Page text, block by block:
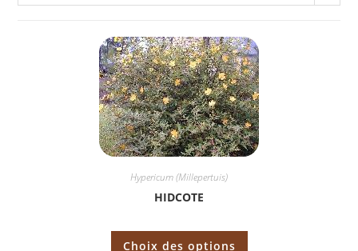
Hypericum (Millepertuis)
HIDCOTE
Choix des options